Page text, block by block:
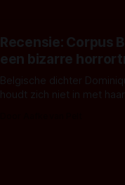
Recensie: Corpus
een bizarre
Belgische dichter
houdt zich niet in met